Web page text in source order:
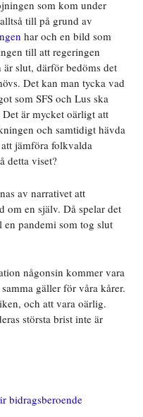
som kom under
till på grund av
har och en bild som
till att regeringen
slut, därför bedöms det
Det kan man tycka vad
som SFS och Lus ska
är mycket oärligt att
och samtidigt hävda
jämföra folkvalda
detta viset?
av narrativet att
om en själv. Då spelar det
pandemi som tog slut
någonsin kommer vara
gäller för våra kårer.
och att vara oärlig.
största brist inte är
bidragsberoende